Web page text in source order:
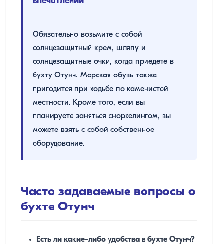
Обязательно возьмите с собой
солнцезащитный крем, шляпу и
солнцезащитные очки, когда приедете в
бухту Отунч. Морская обувь также
пригодится при ходьбе по каменистой
местности. Кроме того, если вы
планируете заняться сноркелингом, вы
можете взять с собой собственное
оборудование.
Часто задаваемые вопросы о
бухте Отунч
Есть ли какие-либо удобства в бухте Отунч?